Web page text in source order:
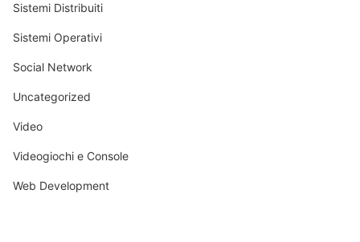
Sistemi Distribuiti
Sistemi Operativi
Social Network
Uncategorized
Video
Videogiochi e Console
Web Development